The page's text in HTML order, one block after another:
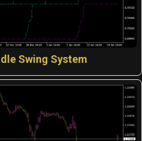
Swing System